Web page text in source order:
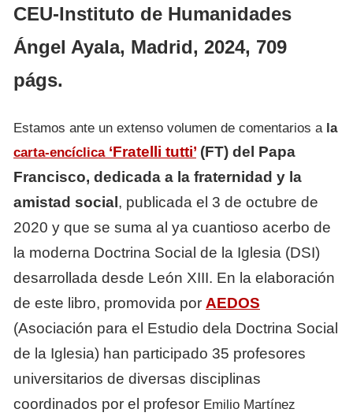
CEU-Instituto de Humanidades
Ángel Ayala, Madrid, 2024, 709
págs.
Estamos ante un extenso volumen de comentarios a la
carta-encíclica ‘Fratelli tutti’ (FT) del Papa
Francisco, dedicada a la fraternidad y la
amistad social , publicada el 3 de octubre de
2020 y que se suma al ya cuantioso acerbo de
la moderna Doctrina Social de la Iglesia (DSI)
desarrollada desde León XIII. En la elaboración
de este libro, promovida por AEDOS
(Asociación para el Estudio dela Doctrina Social
de la Iglesia) han participado 35 profesores
universitarios de diversas disciplinas
coordinados por el profesor Emilio Martínez